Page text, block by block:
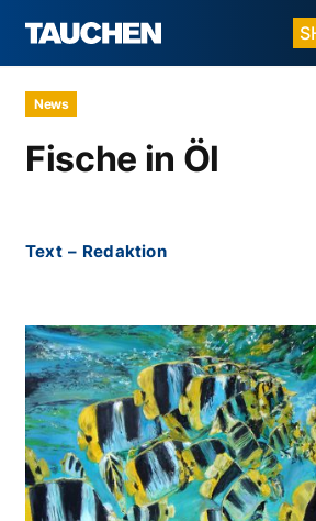
News
Fische in Öl
Text – Redaktion